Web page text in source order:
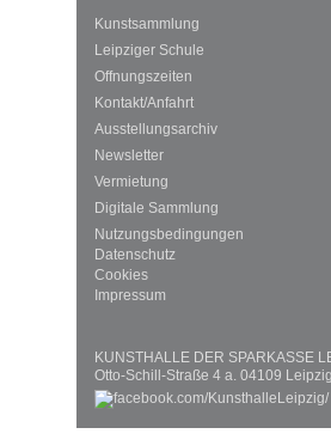
Kunstsammlung
Leipziger Schule
Öffnungszeiten
Kontakt/Anfahrt
Ausstellungsarchiv
Newsletter
Vermietung
Digitale Sammlung
Nutzungsbedingungen
Datenschutz
Cookies
Impressum
KUNSTHALLE DER SPARKASSE
Otto-Schill-Straße 4 a. 04109